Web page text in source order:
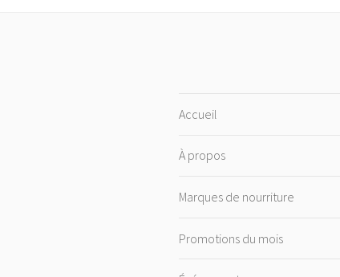
Accueil
À propos
Marques de nourriture
Promotions du mois